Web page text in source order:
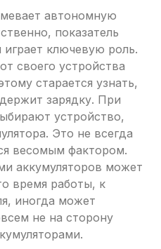
автономную
показатель
ключевую роль.
своего устройства
старается узнать,
зарядку. При
устройство,
Это не всегда
весомым фактором.
аккумуляторов может
время работы, к
иногда может
не на сторону